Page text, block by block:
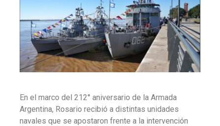
En el marco del 212° aniversario de la Armada
Argentina, Rosario recibió a distintas unidades
navales que se apostaron frente a la intervención